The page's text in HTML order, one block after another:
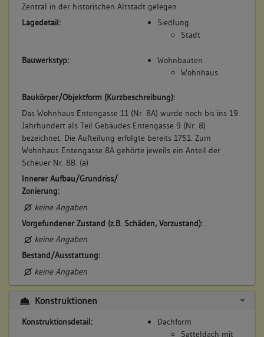
besitzt
Beschreibung:
keiner
keine
6. Besitzer:in:
(1814 - 1817)
Schleicher, Jakob David
Bemerkung Familie:
Bruder der Frau Schnell
Bemerkung Besitz:
erbt von seiner Schwester
Beschreibung:
Beruf / Amt / Titel:
keiner
Betroffene Gebäudeteile:
keine
Herbst, Witwe
Zentral in der historischen Altstadt gelegen.
Lagedetail:
Siedlung
Stadt
Bauwerkstyp:
Wohnbauten
Wohnhaus
Baukörper/Objektform (Kurzbeschreibung):
Das Wohnhaus Entengasse 11 (Nr. 8A) wurde noch bis ins 19.
Jahrhundert als Teil Gebäudes Entengasse 9 (Nr. 8)
bezeichnet. Die Aufteilung erfolgte bereits 1751. Zum
Wohnhaus Entengasse 8A gehörte jeweils ein Anteil der
Scheuer Nr. 8B. (a)
Innerer Aufbau/Grundriss/
Zonierung:
keine Angaben
Vorgefundener Zustand (z.B. Schäden, Vorzustand):
keine Angaben
Bestand/Ausstattung:
keine Angaben
Konstruktionen
Konstruktionsdetail:
Dachform
Satteldach mit